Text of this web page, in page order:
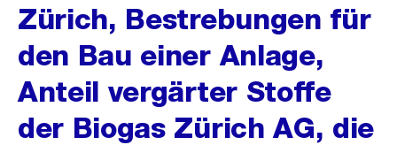
Zürich, Bestrebungen für
den Bau einer Anlage,
Anteil vergärter Stoffe
der Biogas Zürich AG, die